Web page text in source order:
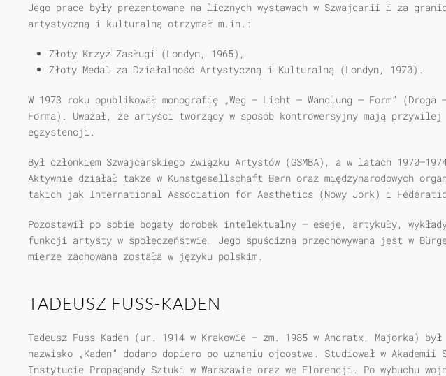
Jego prace były prezentowane na licznych wystawach w Szwajcarii i za
artystyczną i kulturalną otrzymał m.in.:
Złoty Krzyż Zasługi (Londyn, 1965),
Złoty Medal za Działalność Artystyczną i Kulturalną (Londyn, 1970).
W 1973 roku opublikował monografię „Weg – Licht – Wandlung – Form” (Droga
Forma). Uważał, że artyści tworzący w sposób kontrowersyjny mają
egzystencji.
Był członkiem Szwajcarskiego Związku Artystów (GSMBA), a w latach
Aktywnie działał także w Kunstgesellschaft Bern oraz międzynarodowych
takich jak International Association for Aesthetics (Nowy Jork) i
Pozostawił po sobie bogaty dorobek intelektualny – eseje, artykuły,
funkcji artysty w społeczeństwie. Jego spuścizna przechowywana jest w
mierze zachowana została w języku polskim.
TADEUSZ FUSS-KADEN
Tadeusz Fuss-Kaden (ur. 1914 w Krakowie – zm. 1985 w Andratx, Majorka)
nazwisko „Kaden” dodano dopiero po uznaniu ojcostwa. Studiował w Akademii
Instytucie Propagandy Sztuki w Warszawie oraz we Florencji. Po wybuchu